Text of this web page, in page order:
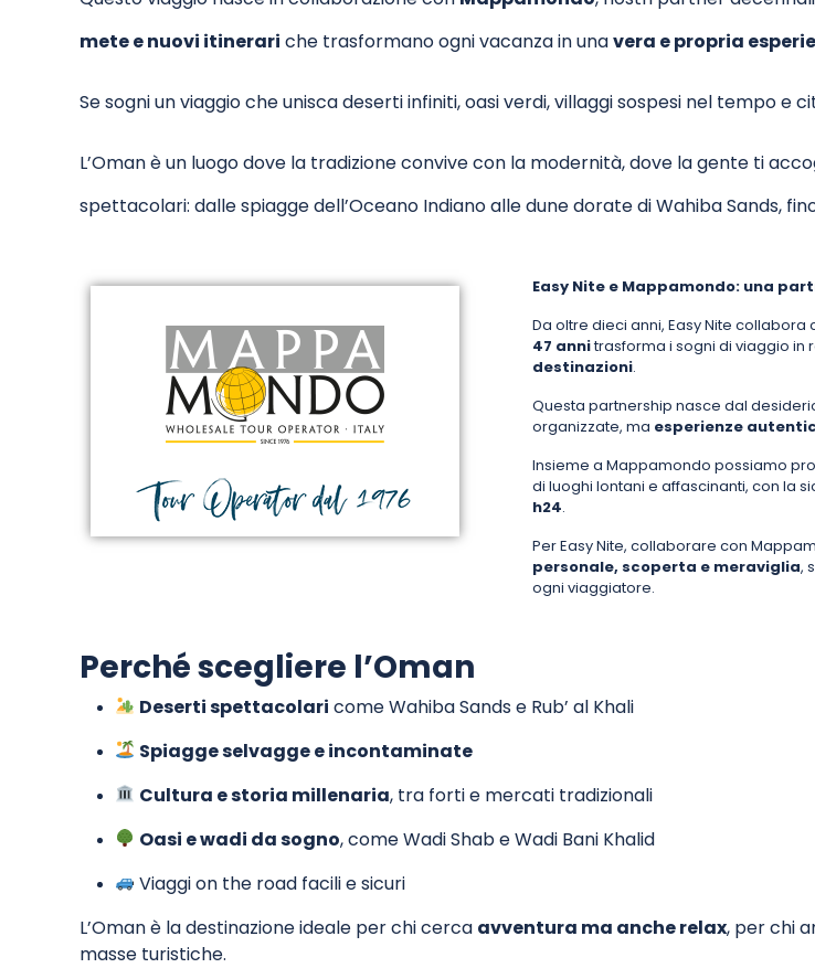
mete e nuovi itinerari che trasformano ogni vacanza in unavera e propria
Se sogni un viaggio che unisca deserti infiniti, oasi verdi, villaggi sospesi nel tempo e
L’Oman è un luogo dove la tradizione convive con la modernità, dove la gente ti
spettacolari: dalle spiagge dell’Oceano Indiano alle dune dorate di Wahiba Sands,
Easy Nite e Mappamondo: una
Da oltre dieci anni, Easy Nite collabora
47 annitrasforma i sogni di viaggio in
destinazioni.
Questa partnership nasce dal
organizzate, ma esperienze
Insieme a Mappamondo possiamo
di luoghi lontani e affascinanti, con la
h24.
Per Easy Nite, collaborare con
personale, scoperta e meraviglia,
ogni viaggiatore.
Perché scegliere l’Oman
Deserti spettacolari come Wahiba Sands e Rub’ al Khali
Spiagge selvagge e incontaminate
Cultura e storia millenaria, tra forti e mercati tradizionali
Oasi e wadi da sogno, come Wadi Shab e Wadi Bani Khalid
Viaggi on the road facili e sicuri
L’Oman è la destinazione ideale per chi cerca avventura ma anche relax, per chi
masse turistiche.